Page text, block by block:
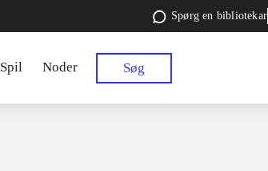
Spørg en bibliotekar
Spil Noder Søg